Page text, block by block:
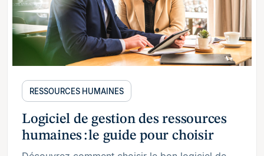
RESSOURCES HUMAINES
Logiciel de gestion des ressources
humaines : le guide pour choisir